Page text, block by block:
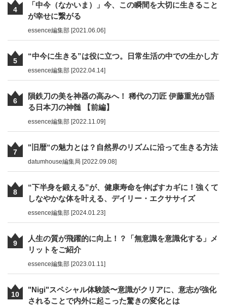
4
「中今（なかいま）」今、この瞬間を大切に生きること
が幸せに繋がる
essence編集部 [2021.06.06]
5
“中今に生きる”は役に立つ。日常生活の中での生かし方
essence編集部 [2022.04.14]
6
隕鉄刀の美を神器の高みへ！ 稀代の刀匠 伊藤重光が語
る日本刀の神髄 【前編】
essence編集部 [2022.11.09]
7
"旧暦“の魅力とは？自然界のリズムに沿って生きる方法
datumhouse編集局 [2022.09.08]
8
“下半身を鍛える”が、健康寿命を伸ばすカギに！強くて
しなやかな体を叶える、デイリー・エクササイズ
essence編集部 [2024.01.23]
9
人生の質が飛躍的に向上！？「無意識を意識化する」メ
リットをご紹介
essence編集部 [2023.01.11]
10
"Nigi"スペシャル体験談〜意識がクリアに、意志が強化
されることで内外に起こった驚きの変化とは